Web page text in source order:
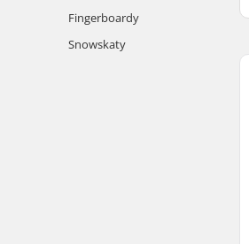
Fingerboardy
Snowskaty